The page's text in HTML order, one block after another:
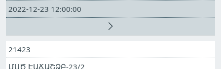
2022-12-23 12:00:00
21423
ՄՍԾ ԷԱՃԱՇՁԲ-23/2